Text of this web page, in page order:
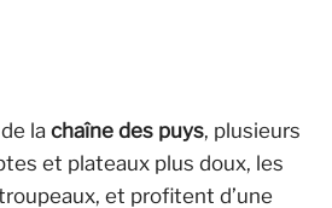
la chaîne des puys, plusieurs
et plateaux plus doux, les
et profitent d’une